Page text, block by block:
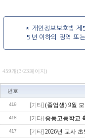
* 개인정보보호법 제
5년 이하의 징역 또
459개(3/23페이지)
번호
419 [기타] (졸업생) 9월
418 [기타] 중동고등학교
417 [기타] 2026년 교사 초